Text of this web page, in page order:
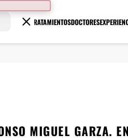
TRATAMIENTOSDOCTORES
MIGUEL GARZA.